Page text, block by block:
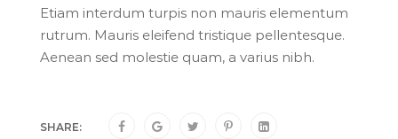
Etiam interdum turpis non mauris elementum
rutrum. Mauris eleifend tristique pellentesque.
Aenean sed molestie quam, a varius nibh.
SHARE: